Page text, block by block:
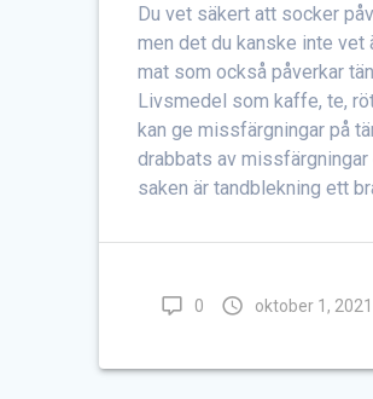
Du vet säkert att socker
men det du kanske inte
mat som också påverkar
Livsmedel som kaffe, te,
kan ge missfärgningar på
drabbats av
saken är tandblekning ett
0 oktober 1, 2021